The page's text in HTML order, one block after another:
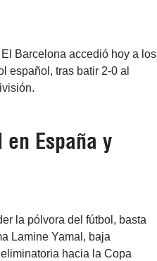
Barcelona accedió hoy a los
español, tras batir 2-0 al
España y
la pólvora del fútbol, basta
Lamine Yamal, baja
hacia la Copa